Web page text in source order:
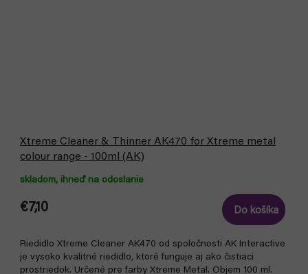
Xtreme Cleaner & Thinner AK470 for Xtreme metal
colour range - 100ml (AK)
skladom, ihneď na odoslanie
€7,10 Do košíka
Riedidlo Xtreme Cleaner AK470 od spoločnosti AK Interactive
je vysoko kvalitné riedidlo, ktoré funguje aj ako čistiaci
prostriedok. Určené pre farby Xtreme Metal. Objem 100 ml.